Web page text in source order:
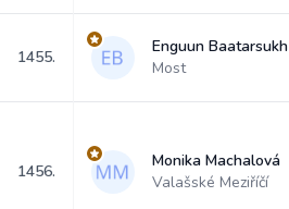
1455.
Enguun Baatarsukh
Most
1456.
Monika Machalová
Valašské Meziříčí